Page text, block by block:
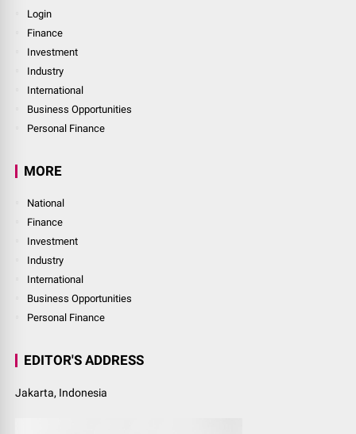
Login
Finance
Investment
Industry
International
Business Opportunities
Personal Finance
MORE
National
Finance
Investment
Industry
International
Business Opportunities
Personal Finance
EDITOR'S ADDRESS
Jakarta, Indonesia